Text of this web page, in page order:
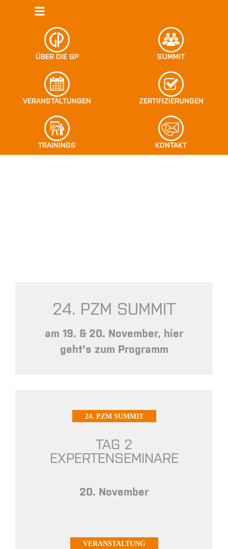
ÜBER DIE GP SUMMIT
VERANSTALTUNGEN ZERTIFIZIERUNGEN
TRAININGS KONTAKT
24. PZM SUMMIT
am 19. & 20. November, hier
geht's zum Programm
TAG 2
EXPERTENSEMINARE
20. November
24. PZM SUMMIT
VERANSTALTUNG